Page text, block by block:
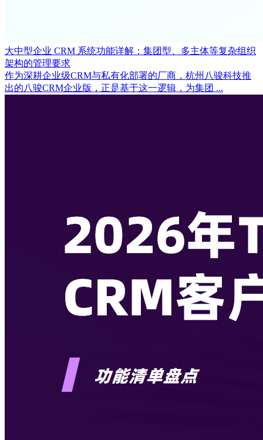
大中型企业 CRM 系统功能详解：集团型、多主体等复杂组织
架构的管理要求
作为深耕企业级CRM与私有化部署的厂商，杭州八骏科技推
出的八骏CRM企业版，正是基于这一逻辑，为集团 ...